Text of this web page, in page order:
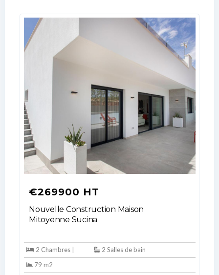
€269900 HT
Nouvelle Construction Maison
Mitoyenne Sucina
2 Chambres |
2 Salles de bain
79 m2
Log In
Sign Up
LOGIN
No apps configured. Please contact
your administrator.
Lost your password?